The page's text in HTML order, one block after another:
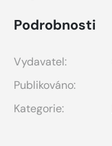
Podrobnosti
Vydavatel:
Publikováno:
Kategorie: